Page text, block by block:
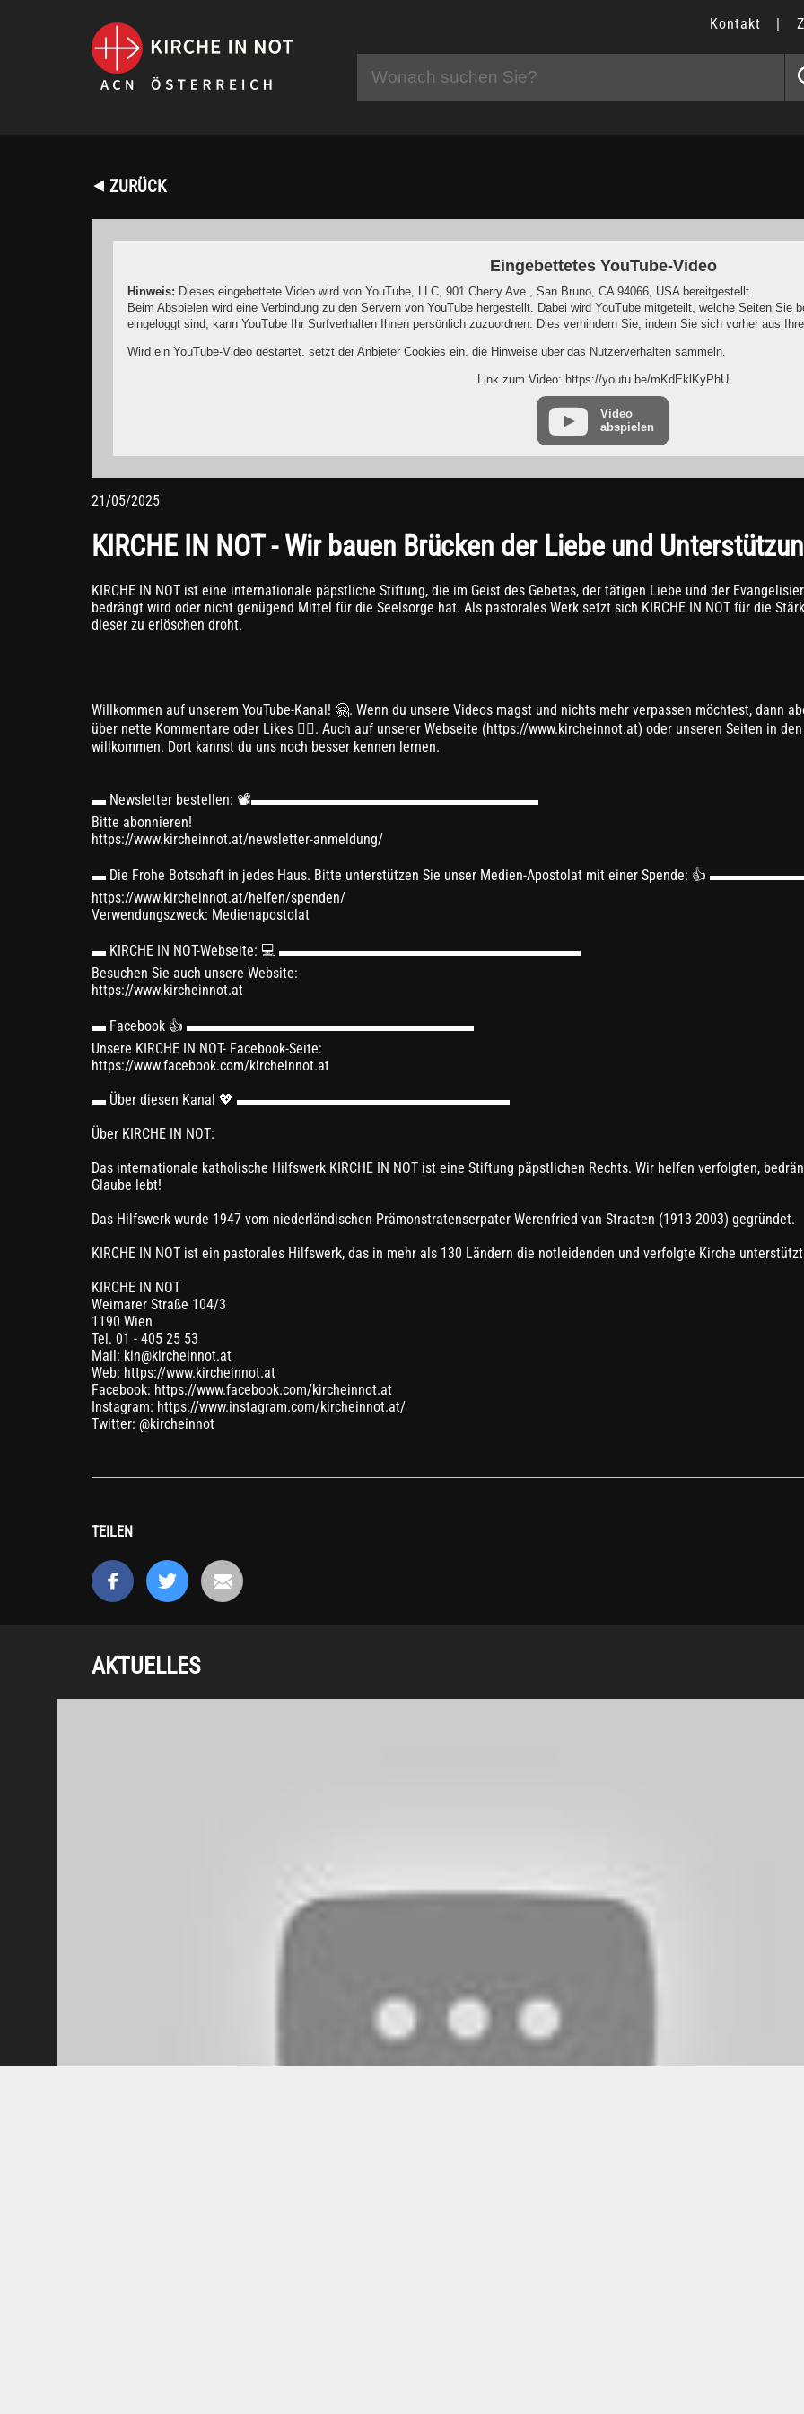
Kontakt |
⯇ ZURÜCK
Eingebettetes YouTube-Video
Hinweis: Dieses eingebettete Video wird von YouTube, LLC, 901 Cherry Ave., San Bruno, CA 94066, USA bereitgestellt.
Beim Abspielen wird eine Verbindung zu den Servern von YouTube hergestellt. Dabei wird YouTube mitgeteilt, welche Seiten Sie
eingeloggt sind, kann YouTube Ihr Surfverhalten Ihnen persönlich zuzuordnen. Dies verhindern Sie, indem Sie sich vorher aus
Wird ein YouTube-Video gestartet, setzt der Anbieter Cookies ein, die Hinweise über das Nutzerverhalten sammeln.
Wer das Speichern von Cookies für das Google-Ads-Programm deaktiviert hat, wird auch beim Anschauen von YouTube-Videos
YouTube legt aber auch in anderen Cookies nicht-personenbezogene Nutzungsinformationen ab. Möchten Sie dies verhindern,
Weitere Informationen zum Datenschutz bei „YouTube“ finden Sie in der Datenschutzerklärung des Anbieters unter:
Link zum Video: https://youtu.be/mKdEklKyPhU
Video
abspielen
21/05/2025
KIRCHE IN NOT - Wir bauen Brücken der Liebe und
KIRCHE IN NOT ist eine internationale päpstliche Stiftung, die im Geist des Gebetes, der tätigen Liebe und der
bedrängt wird oder nicht genügend Mittel für die Seelsorge hat. Als pastorales Werk setzt sich KIRCHE IN NOT für die
dieser zu erlöschen droht.
Willkommen auf unserem YouTube-Kanal! 🤗. Wenn du unsere Videos magst und nichts mehr verpassen möchtest, dann
über nette Kommentare oder Likes 👍🏼. Auch auf unserer Webseite (https://www.kircheinnot.at) oder unseren Seiten in
willkommen. Dort kannst du uns noch besser kennen lernen.
▬ Newsletter bestellen: 📽▬▬▬▬▬▬▬▬▬▬▬▬▬▬▬▬▬▬▬▬
Bitte abonnieren!
https://www.kircheinnot.at/newsletter-anmeldung/
▬ Die Frohe Botschaft in jedes Haus. Bitte unterstützen Sie unser Medien-Apostolat mit einer
https://www.kircheinnot.at/helfen/spenden/
Verwendungszweck: Medienapostolat
▬ KIRCHE IN NOT-Webseite: 💻 ▬▬▬▬▬▬▬▬▬▬▬▬▬▬▬▬▬▬▬▬▬
Besuchen Sie auch unsere Website:
https://www.kircheinnot.at
▬ Facebook 👍 ▬▬▬▬▬▬▬▬▬▬▬▬▬▬▬▬▬▬▬▬
Unsere KIRCHE IN NOT- Facebook-Seite:
https://www.facebook.com/kircheinnot.at
▬ Über diesen Kanal 💖 ▬▬▬▬▬▬▬▬▬▬▬▬▬▬▬▬▬▬▬
Über KIRCHE IN NOT:
Das internationale katholische Hilfswerk KIRCHE IN NOT ist eine Stiftung päpstlichen Rechts. Wir helfen verfolgten,
Glaube lebt!
Das Hilfswerk wurde 1947 vom niederländischen Prämonstratenserpater Werenfried van Straaten (1913-2003) gegründet.
KIRCHE IN NOT ist ein pastorales Hilfswerk, das in mehr als 130 Ländern die notleidenden und verfolgte Kirche
KIRCHE IN NOT
Weimarer Straße 104/3
1190 Wien
Tel. 01 - 405 25 53
Mail: kin@kircheinnot.at
Web: https://www.kircheinnot.at
Facebook: https://www.facebook.com/kircheinnot.at
Instagram: https://www.instagram.com/kircheinnot.at/
Twitter: @kircheinnot
TEILEN
AKTUELLES